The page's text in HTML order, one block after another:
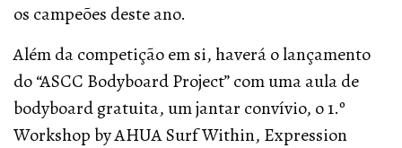
os campeões deste ano.
Além da competição em si, haverá o lançamento
do “ASCC Bodyboard Project” com uma aula de
bodyboard gratuita, um jantar convívio, o 1.º
Workshop by AHUA Surf Within, Expression